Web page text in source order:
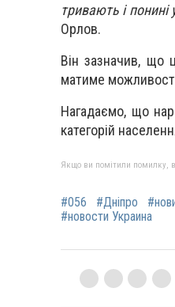
тривають і
Орлов.
Він зазначив, що
матиме
Нагадаємо, що
категорій
Якщо ви помітили помилку,
#056 #Дніпро
#новости Украина